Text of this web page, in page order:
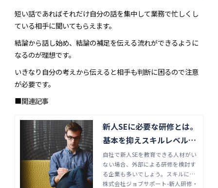
短い話であればそれだけ自分の話を集中して業務で忙しくし
ている相手に聞いてもらえます。
結論から話し始め、結論の補足を伝える流れができるように
なるのが理想です。
いきなり自分の考えから伝えると相手も判断に困るので注意
が必要です。
■関連記事
新人SEに必要な研修とは。
基本を抑えスキルレベルの
差を埋める | 株式会社ジョ
ブサポート-新人研修・未
経験者向けエンジニア研修
自社で新人SEを教育できる人材がい
ない場合、外部による研修を検討す
る企業も多いでしょう。スキルに差
があると、業務内容にばらつきが生
株式会社ジョブサポート-新人研修・